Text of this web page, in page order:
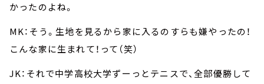
かったのよね。
MK：そう。生地を見るから家に入るのすらも嫌やったの！
こんな家に生まれて！って（笑）
JK：それで中学高校大学ずーっとテニスで、全部優勝して